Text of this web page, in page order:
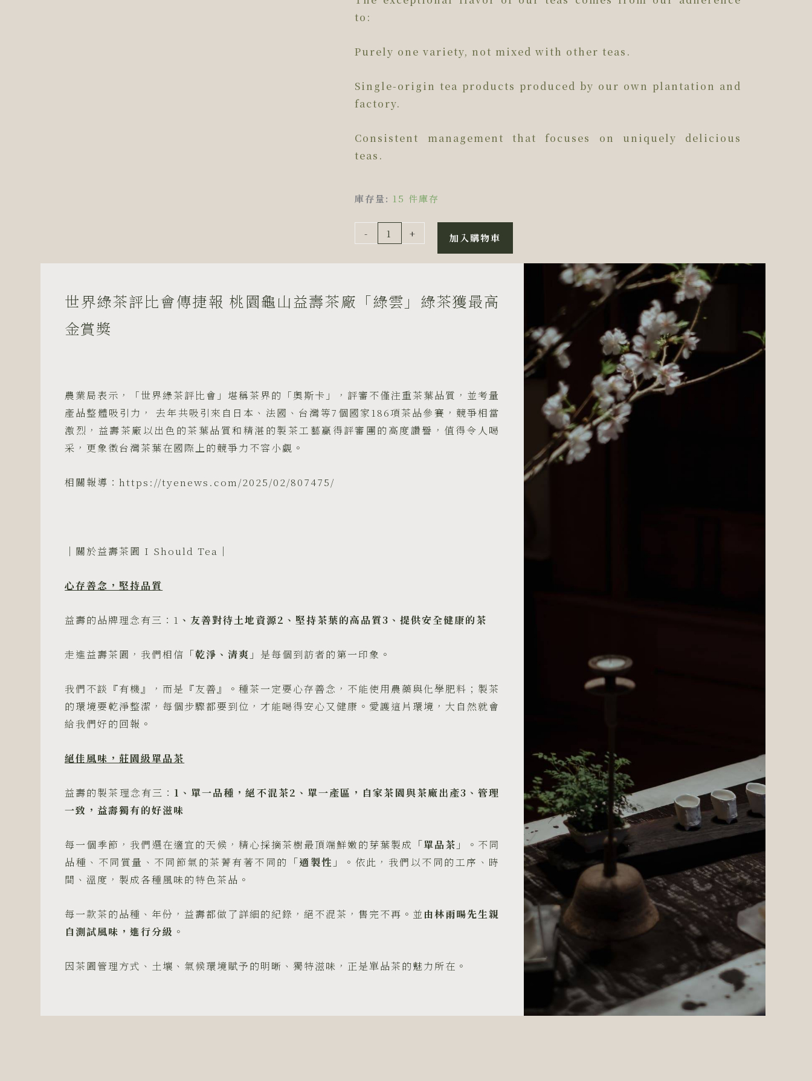
to:
Purely one variety, not mixed with other teas.
Single-origin tea products produced by our own plantation and
factory.
Consistent management that focuses on uniquely delicious
teas.
庫存量: 15 件庫存
-
｜
首
選
佳
人
人
白
毫
包
–
國
The
大
界
綠
比
賞
–
+ 加入購物車
世界綠茶評比會傳捷報 桃園龜山益壽茶廠「綠雲」綠茶獲最高
金賞獎
農業局表示，「世界綠茶評比會」堪稱茶界的「奧斯卡」，評審不僅注重茶葉品質，並考量
產品整體吸引力， 去年共吸引來自日本、法國、台灣等7個國家186項茶品參賽，競爭相當
激烈，益壽茶廠以出色的茶葉品質和精湛的製茶工藝贏得評審團的高度讚譽，值得令人喝
采，更象徵台灣茶葉在國際上的競爭力不容小覷。
相關報導：https://tyenews.com/2025/02/807475/
｜關於益壽茶園 I Should Tea｜
心存善念，堅持品質
益壽的品牌理念有三：1 、友善對待土地資源2 、堅持茶葉的高品質3 、提供安全健康的茶
走進益壽茶園，我們相信 「乾淨、清爽」 是每個到訪者的第一印象。
我們不談『有機』，而是『友善』。種茶一定要心存善念，不能使用農藥與化學肥料；製茶
的環境要乾淨整潔，每個步驟都要到位，才能喝得安心又健康。愛護這片環境，大自然就會
給我們好的回報。
絕佳風味，莊園級單品茶
益壽的製茶理念有三： 1 、單一品種，絕不混茶2 、單一產區，自家茶園與茶廠出產3 、管理
一致，益壽獨有的好滋味
每一個季節，我們選在適宜的天候，精心採摘茶樹最頂端鮮嫩的芽葉製成 「單品茶」
。不同
品種、不同質量、不同節氣的茶菁有著不同的 「適製性」
。依此，我們以不同的工序、時
間、溫度，製成各種風味的特色茶品。
每一款茶的品種、年份，益壽都做了詳細的紀錄，絕不混茶，售完不再。並 由林雨暘先生親
自測試風味，進行分級 。
因茶園管理方式、土壤、氣候環境賦予的明晰、獨特滋味，正是單品茶的魅力所在。